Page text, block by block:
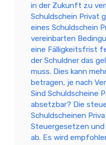
in der Zukunft zu
Schuldschein Privat
eines Schuldschein
vereinbarten
eine Fälligkeitsfrist
der Schuldner das
muss. Dies kann
betragen, je nach
Sind Schuldscheine
absetzbar? Die
Schuldscheinen
Steuergesetzen
ab. Es wird